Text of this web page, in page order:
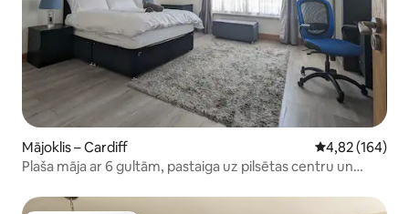
Mājoklis – Cardiff Vidējais
4,82 (164)
Plaša māja ar 6 gultām, pastaiga uz pilsētas centru un